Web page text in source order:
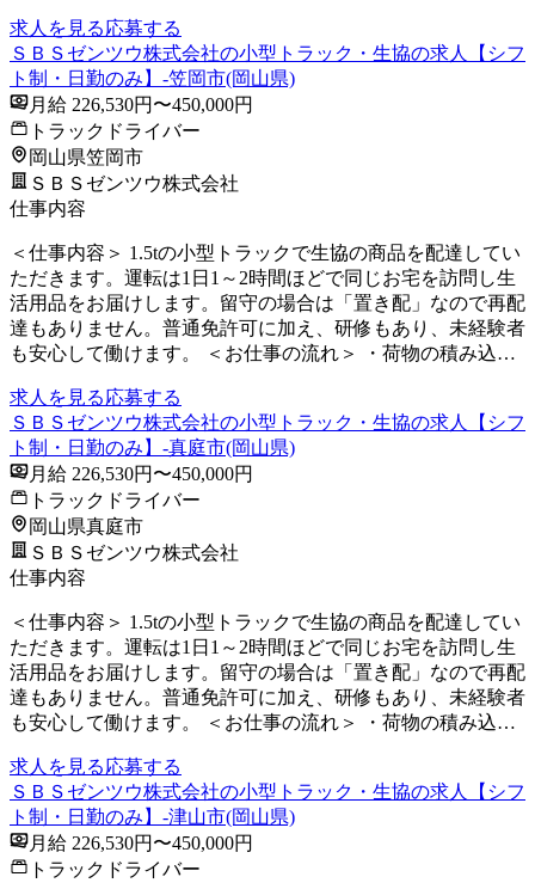
求人を見る応募する
ＳＢＳゼンツウ株式会社の小型トラック・生協の求人【シフ
ト制・日勤のみ】-笠岡市(岡山県)
月給 226,530円〜450,000円
トラックドライバー
岡山県笠岡市
ＳＢＳゼンツウ株式会社
仕事内容
＜仕事内容＞ 1.5tの小型トラックで生協の商品を配達してい
ただきます。運転は1日1～2時間ほどで同じお宅を訪問し生
活用品をお届けします。留守の場合は「置き配」なので再配
達もありません。普通免許可に加え、研修もあり、未経験者
も安心して働けます。 ＜お仕事の流れ＞ ・荷物の積み込…
求人を見る応募する
ＳＢＳゼンツウ株式会社の小型トラック・生協の求人【シフ
ト制・日勤のみ】-真庭市(岡山県)
月給 226,530円〜450,000円
トラックドライバー
岡山県真庭市
ＳＢＳゼンツウ株式会社
仕事内容
＜仕事内容＞ 1.5tの小型トラックで生協の商品を配達してい
ただきます。運転は1日1～2時間ほどで同じお宅を訪問し生
活用品をお届けします。留守の場合は「置き配」なので再配
達もありません。普通免許可に加え、研修もあり、未経験者
も安心して働けます。 ＜お仕事の流れ＞ ・荷物の積み込…
求人を見る応募する
ＳＢＳゼンツウ株式会社の小型トラック・生協の求人【シフ
ト制・日勤のみ】-津山市(岡山県)
月給 226,530円〜450,000円
トラックドライバー